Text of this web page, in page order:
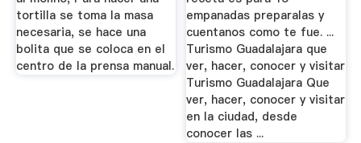
tortilla se toma la masa
necesaria, se hace una
bolita que se coloca en el
centro de la prensa manual.
empanadas preparalas y
cuentanos como te fue. ...
Turismo Guadalajara que
ver, hacer, conocer y visitar
Turismo Guadalajara Que
ver, hacer, conocer y visitar
en la ciudad, desde
conocer las ...